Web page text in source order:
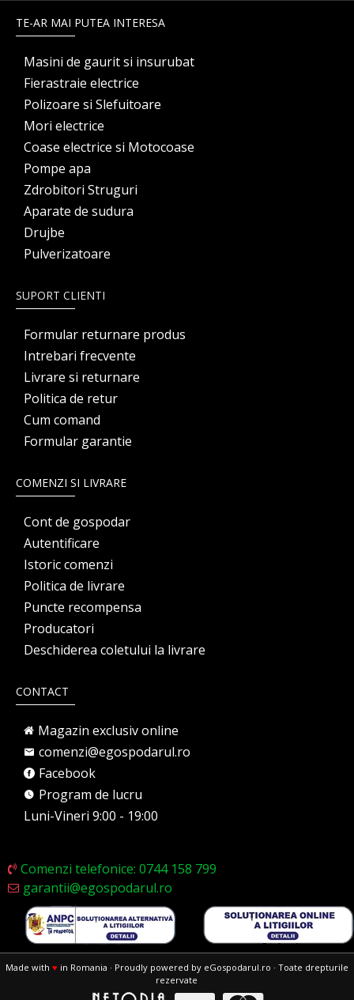
TE-AR MAI PUTEA INTERESA
Masini de gaurit si insurubat
Fierastraie electrice
Polizoare si Slefuitoare
Mori electrice
Coase electrice si Motocoase
Pompe apa
Zdrobitori Struguri
Aparate de sudura
Drujbe
Pulverizatoare
SUPORT CLIENTI
Formular returnare produs
Intrebari frecvente
Livrare si returnare
Politica de retur
Cum comand
Formular garantie
COMENZI SI LIVRARE
Cont de gospodar
Autentificare
Istoric comenzi
Politica de livrare
Puncte recompensa
Producatori
Deschiderea coletului la livrare
CONTACT
Magazin exclusiv online
comenzi@egospodarul.ro
Facebook
Program de lucru
Luni-Vineri 9:00 - 19:00
Comenzi telefonice: 0744 158 799
garantii@egospodarul.ro
Made with ♥ in Romania · Proudly powered by eGospodarul.ro · Toate drepturile
rezervate